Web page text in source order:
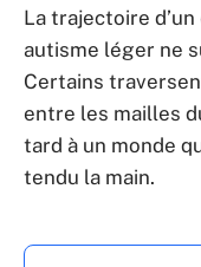
La trajectoire
autisme léger ne
Certains
entre les mailles
tard à un monde
tendu la main.